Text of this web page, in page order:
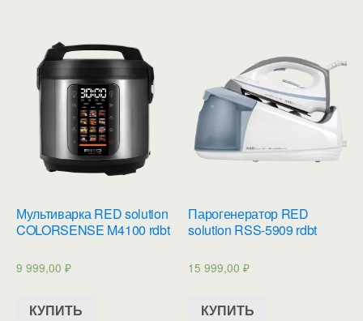
Мультиварка RED solution
COLORSENSE M4100 rdbt
9 999,00 ₽
КУПИТЬ
Парогенератор RED
solution RSS-5909 rdbt
15 999,00₽
КУПИТЬ